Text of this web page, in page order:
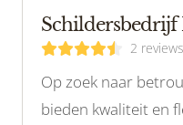
Schildersbedrijf
2 reviews
Op zoek naar
bieden kwaliteit en